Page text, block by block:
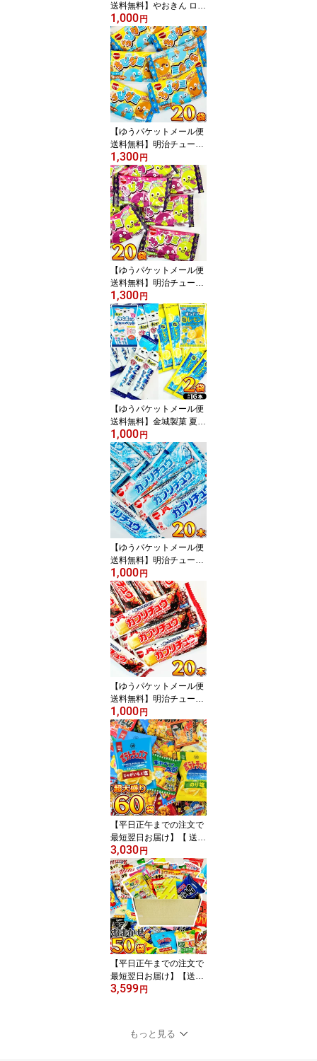
送料無料】やおきん ロッ
クンロールゼリー 3種類
の味をミックス！ 24個
【 販促品 お祭り お祭り
お菓子 業務用 お菓子 お
試し 業務用 個包装 グミ
駄菓子 ギフト バラまき
つかみ取り 買い増し 】
1,000 円
【ゆうパケットメール便
送料無料】明治チューイ
ング ちびグミ ソーダ味
＆オレンジソーダ味 20
袋【 お祭り イベント お
菓子 大量 お菓子 詰め合
わせ お試し ポイント消
化 プレゼント 子供 景品
個包装】
1,300 円
【ゆうパケットメール便
送料無料】明治チューイ
ング ちびグミ グレープ
味＆マスカット味 20袋
【 お祭り イベント お菓
子 大量 お菓子 詰め合わ
せ お試し ポイント消化
プレゼント 子供 景品 個
包装】
1,300 円
【ゆうパケットメール便
送料無料】金城製菓 夏限
定！ 凍らせて 塩レモン
シャーベット ・ 白くま
くん シャーベット 2種類
合計2袋（バラで合計16
本） スティックタイプ
詰め合わせセット【 熱中
症 ポイント消化 お試し
個包装 夏 シャーベット 1
000円ポッキリ 】
1,000 円
【ゆうパケットメール便
送料無料】明治チューイ
ング ガブリチュウ ラム
ネ 味 20本【 お祭り イベ
ント お菓子 大量 お菓子
詰め合わせ お試し ポイ
ント消化 プレゼント 子
供 景品 個包装】
1,000 円
【ゆうパケットメール便
送料無料】明治チューイ
ング ガブリチュウ コー
ラ 味 20本【 お祭り イベ
ント お菓子 大量 お菓子
詰め合わせ お試し ポイ
ント消化 プレゼント 子
供 景品 個包装】
1,000 円
【平日正午までの注文で
最短翌日お届け】【 送料
無料 】 ポテトチップス
・ カラムーチョ も入っ
た！お菓子・駄菓子 超大
盛り スナック菓子 詰め
合わせ 60袋セット【 ス
ナック菓子 詰め合わせ
お菓子 スナック菓子 ポ
テトチップス スナック菓
子 詰め合わせ 】
3,030 円
【平日正午までの注文で
最短翌日お届け】【送料
無料】店長おまかせ 小袋
ト【 お祭り お菓子 業務
用 小分け 小袋 お菓子 お
3,599 円
もっと見る